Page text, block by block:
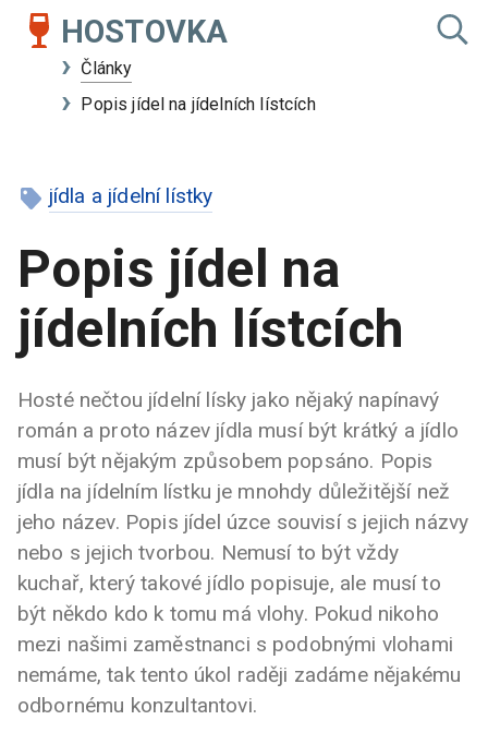
HOSTOVKA
Články
Popis jídel na jídelních lístcích
jídla a jídelní lístky
Popis jídel na
jídelních lístcích
Hosté nečtou jídelní lísky jako nějaký napínavý
román a proto název jídla musí být krátký a jídlo
musí být nějakým způsobem popsáno. Popis
jídla na jídelním lístku je mnohdy důležitější než
jeho název. Popis jídel úzce souvisí s jejich názvy
nebo s jejich tvorbou. Nemusí to být vždy
kuchař, který takové jídlo popisuje, ale musí to
být někdo kdo k tomu má vlohy. Pokud nikoho
mezi našimi zaměstnanci s podobnými vlohami
nemáme, tak tento úkol raději zadáme nějakému
odbornému konzultantovi.